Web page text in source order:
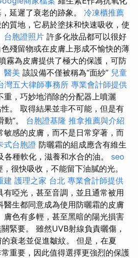
延遲了衰老的跡象。 冷凍櫃推薦
質地，它易於塗抹和快速吸收，使
台胞證照片 許多化妝品都可以很好
殘留物或在皮膚上形成不愉快的薄
霧為皮膚提供了極大的保護，可防
醫美 該設備不僅被稱為“面紗” 兒童
灣五大律師事務所 專業會計師提供
重，巧妙地消除的分配器上噴灑
。 取得結果並非不可能，但是有
”。 台胞證基隆 推拿推薦與介紹
敏感的皮膚，而不是日常穿著，而
式台胞證 防曬霜的組成應含有維生
種軟化，滋養和水合的油。 seo
很快吸收，不能留下油膩的光。
建 護理之家 台北 專業會計師提供
有啞光，甚至音調，並且通常被用
醫生都同意成為使用防曬霜的皮膚
膚色有多輕，甚至黑暗的陽光損害
緊要。 雖然UVB射線負責曬傷，
衰老並促進皺紋。 但是，在夏
重要，因此值得選擇更強烈的保護